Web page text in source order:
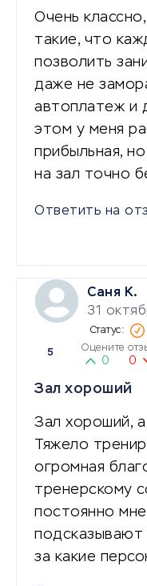
Очень
такие, что
позволить
даже не
автоплатеж и
этом у меня
прибыльная,
на зал точно
Ответить на
Саня К.
31
5 Оцените
0 0
Зал хороший
Зал хороший,
Тяжело
огромная
тренерскому
постоянно
подсказывают
за какие